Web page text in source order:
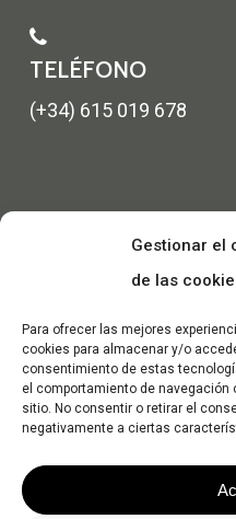
Gestionar el
de las
Para ofrecer las mejores
cookies para almacenar y/o
consentimiento de estas
el comportamiento de
sitio. No consentir o retirar el
negativamente a ciertas
TELÉFONO
(+34) 615 019 678